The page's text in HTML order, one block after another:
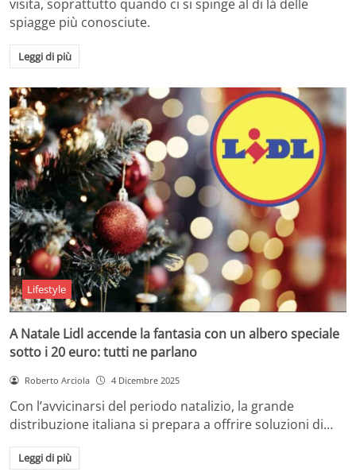
visita, soprattutto quando ci si spinge al di là delle
spiagge più conosciute.
Leggi di più
Lifestyle
A Natale Lidl accende la fantasia con un albero speciale
sotto i 20 euro: tutti ne parlano
Roberto Arciola 4 Dicembre 2025
Con l’avvicinarsi del periodo natalizio, la grande
distribuzione italiana si prepara a offrire soluzioni di…
Leggi di più